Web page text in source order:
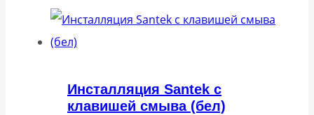
Инсталляция Santek с
клавишей смыва (бел)